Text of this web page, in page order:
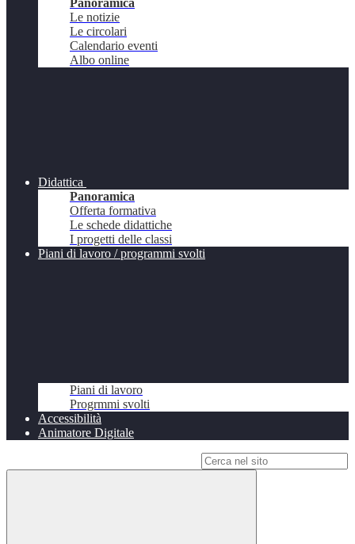
Panoramica
Le notizie
Le circolari
Calendario eventi
Albo online
Didattica
Panoramica
Offerta formativa
Le schede didattiche
I progetti delle classi
Piani di lavoro / programmi svolti
Piani di lavoro
Progrmmi svolti
Accessibilità
Animatore Digitale